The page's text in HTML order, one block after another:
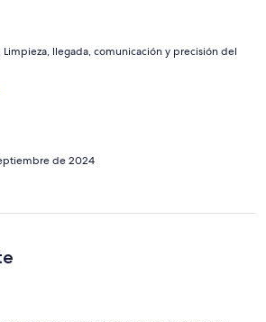
llegada, comunicación y precisión del
de 2024